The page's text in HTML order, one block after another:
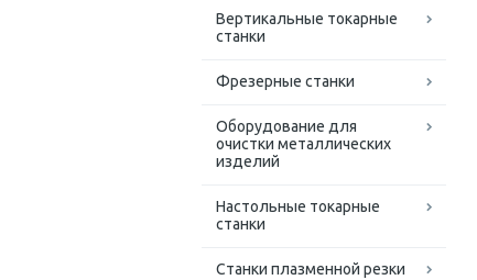
Вертикальные токарные
станки
Фрезерные станки
Оборудование для
очистки металлических
изделий
Настольные токарные
станки
Станки плазменной резки